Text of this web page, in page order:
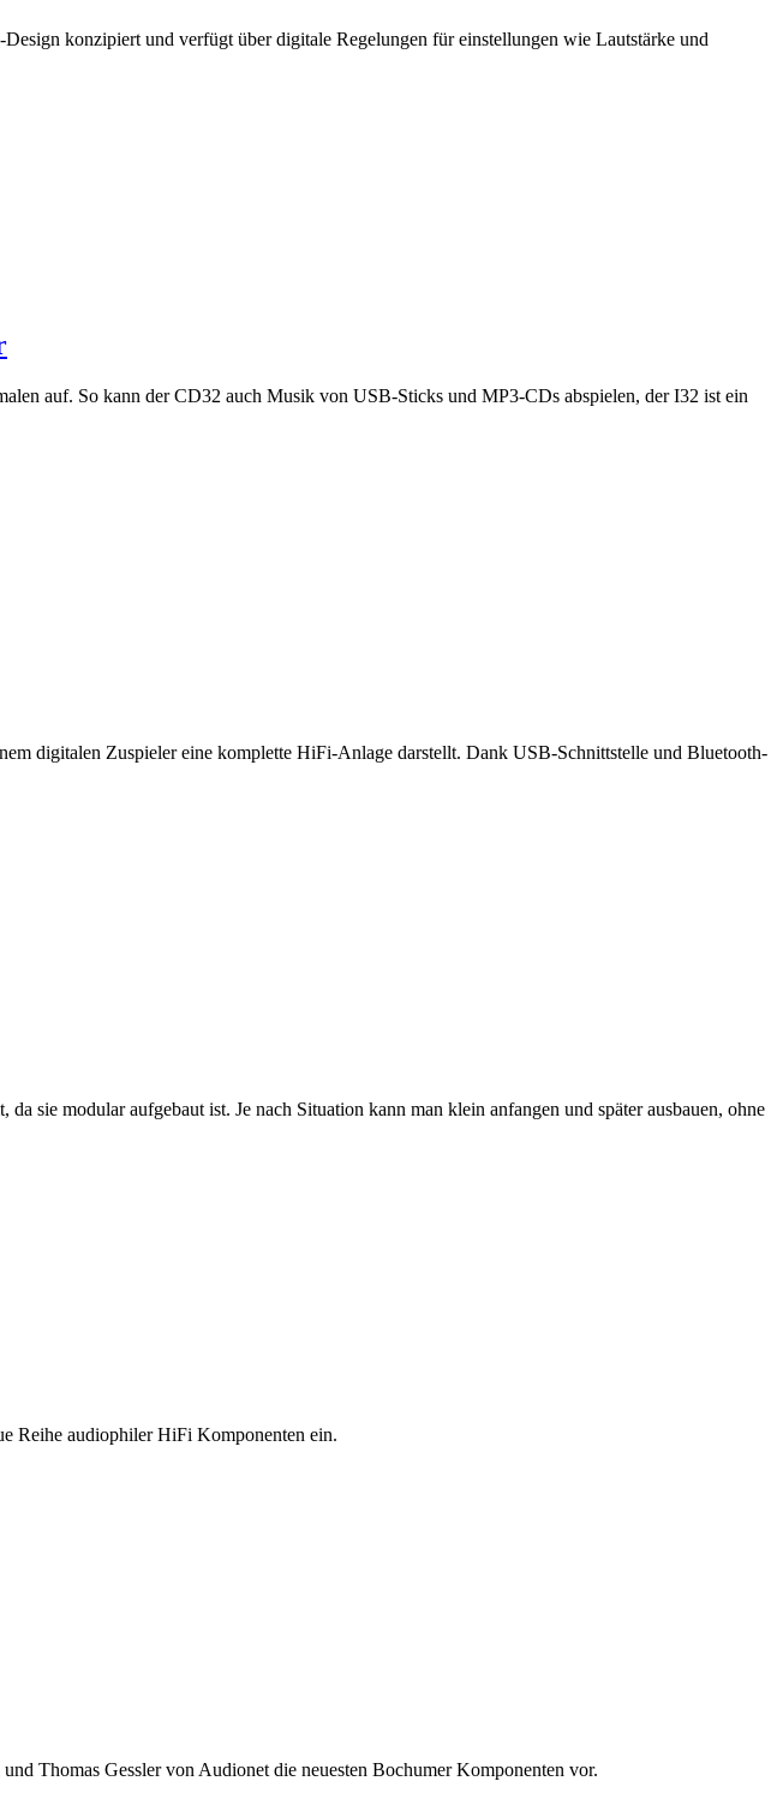
konzipiert und verfügt über digitale Regelungen für einstellungen wie Lautstärke und
auf. So kann der CD32 auch Musik von USB-Sticks und MP3-CDs abspielen, der I32 ist ein
digitalen Zuspieler eine komplette HiFi-Anlage darstellt. Dank USB-Schnittstelle und Bluetooth-
sie modular aufgebaut ist. Je nach Situation kann man klein anfangen und später ausbauen, ohne
Reihe audiophiler HiFi Komponenten ein.
Thomas Gessler von Audionet die neuesten Bochumer Komponenten vor.